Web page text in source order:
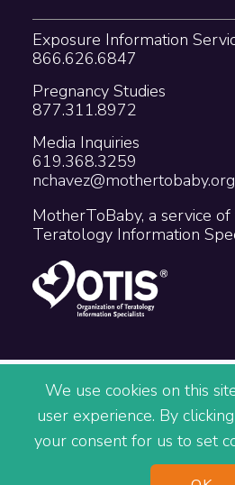
Exposure Information
866.626.6847
Pregnancy Studies
877.311.8972
Media Inquiries
619.368.3259
nchavez@mothertobaby.org
MotherToBaby, a service
Teratology Information
Copyright © 2026 The
Teratology
Accessibility
Site
We use cookies on this
user experience. By
your consent for us to set